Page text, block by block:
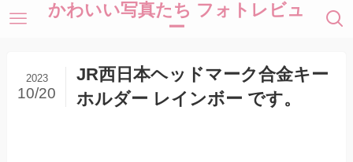
かわいい写真たち フォトレビュ
ー
JR西日本ヘッドマーク合金キー
ホルダー レインボー です。
2023
10/20